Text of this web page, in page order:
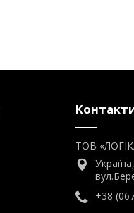
ТОВ
+38